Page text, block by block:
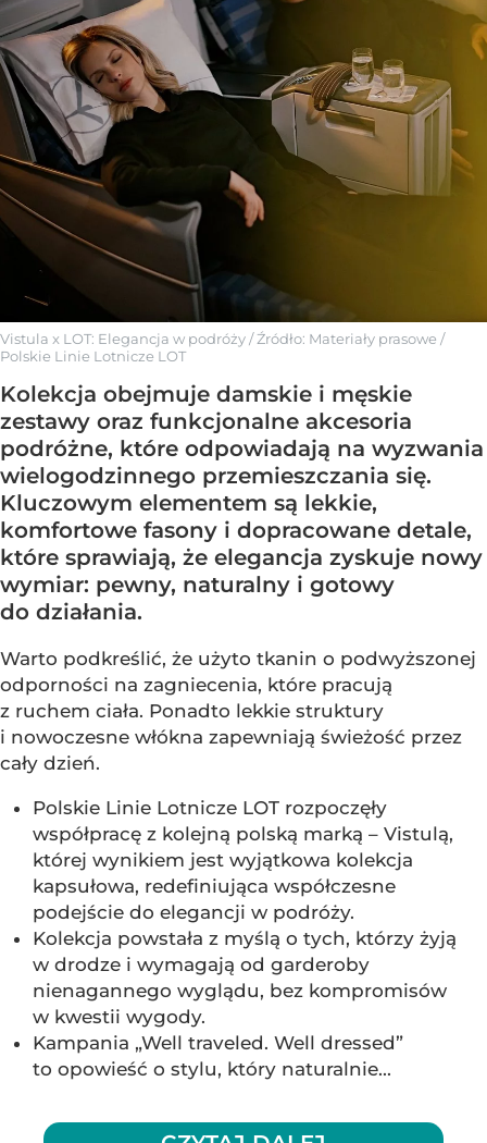
Vistula x LOT: Elegancja w podróży/ Źródło: Materiały prasowe /
Polskie Linie Lotnicze LOT
Kolekcja obejmuje damskie i męskie
zestawy oraz funkcjonalne akcesoria
podróżne, które odpowiadają na wyzwania
wielogodzinnego przemieszczania się.
Kluczowym elementem są lekkie,
komfortowe fasony i dopracowane detale,
które sprawiają, że elegancja zyskuje nowy
wymiar: pewny, naturalny i gotowy
do działania.
Warto podkreślić, że użyto tkanin o podwyższonej
odporności na zagniecenia, które pracują
z ruchem ciała. Ponadto lekkie struktury
i nowoczesne włókna zapewniają świeżość przez
cały dzień.
Polskie Linie Lotnicze LOT rozpoczęły
współpracę z kolejną polską marką – Vistulą,
której wynikiem jest wyjątkowa kolekcja
kapsułowa, redefiniująca współczesne
podejście do elegancji w podróży.
Kolekcja powstała z myślą o tych, którzy żyją
w drodze i wymagają od garderoby
nienagannego wyglądu, bez kompromisów
w kwestii wygody.
Kampania „Well traveled. Well dressed”
to opowieść o stylu, który naturalnie...